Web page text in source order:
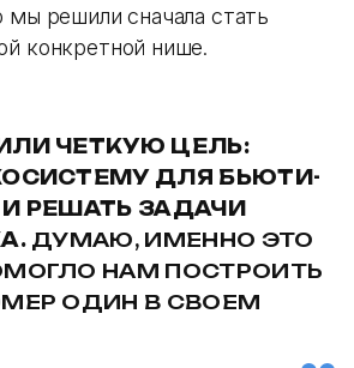
мы решили сначала стать
конкретной нише.
ЧЕТКУЮ ЦЕЛЬ:
ДЛЯ БЬЮТИ-
РЕШАТЬ ЗАДАЧИ
ДУМАЮ, ИМЕННО ЭТО
НАМ ПОСТРОИТЬ
ОДИН В СВОЕМ